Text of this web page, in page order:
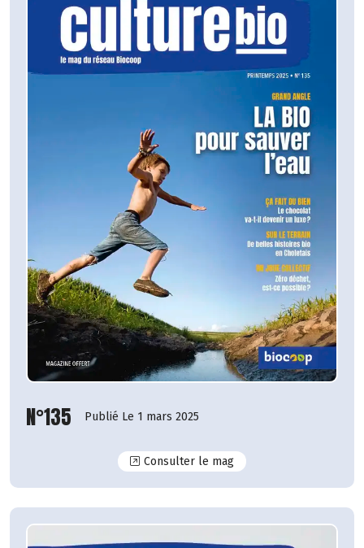
N°135 Publié Le 1 mars 2025
Consulter le magN°135